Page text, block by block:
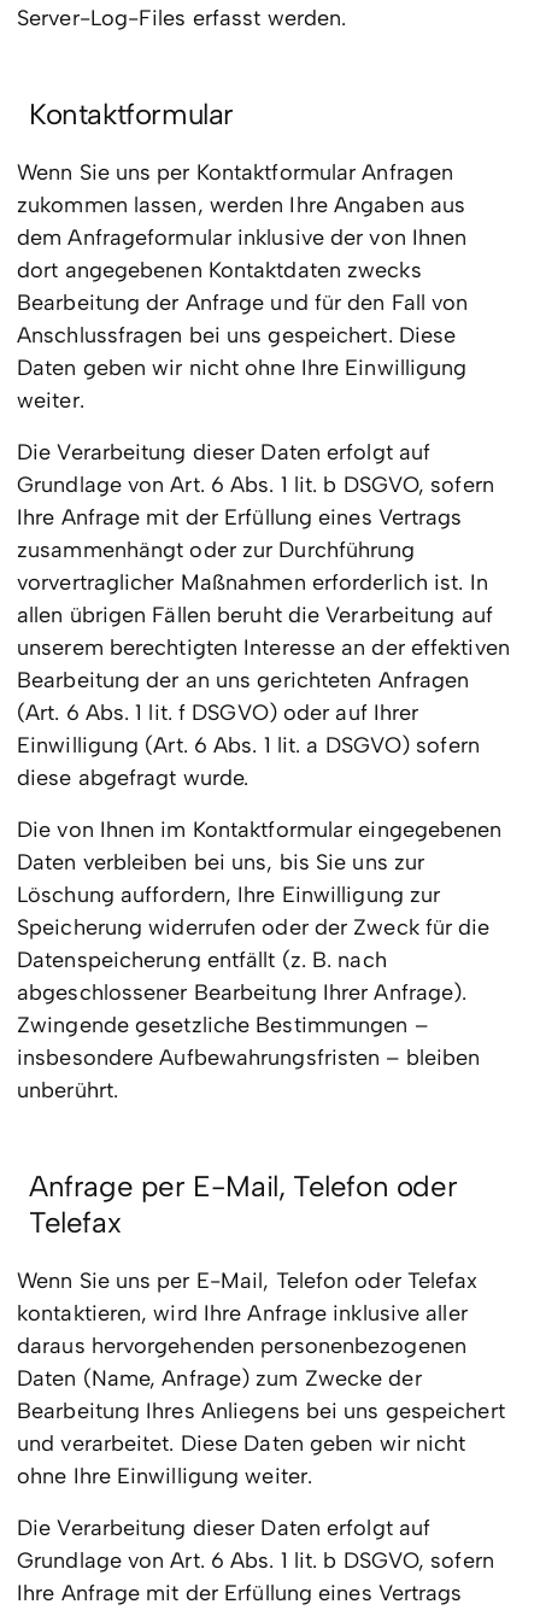
Server-Log-Files erfasst werden.
Kontaktformular
Wenn Sie uns per Kontaktformular Anfragen
zukommen lassen, werden Ihre Angaben aus
dem Anfrageformular inklusive der von Ihnen
dort angegebenen Kontaktdaten zwecks
Bearbeitung der Anfrage und für den Fall von
Anschlussfragen bei uns gespeichert. Diese
Daten geben wir nicht ohne Ihre Einwilligung
weiter.
Die Verarbeitung dieser Daten erfolgt auf
Grundlage von Art. 6 Abs. 1 lit. b DSGVO, sofern
Ihre Anfrage mit der Erfüllung eines Vertrags
zusammenhängt oder zur Durchführung
vorvertraglicher Maßnahmen erforderlich ist. In
allen übrigen Fällen beruht die Verarbeitung auf
unserem berechtigten Interesse an der effektiven
Bearbeitung der an uns gerichteten Anfragen
(Art. 6 Abs. 1 lit. f DSGVO) oder auf Ihrer
Einwilligung (Art. 6 Abs. 1 lit. a DSGVO) sofern
diese abgefragt wurde.
Die von Ihnen im Kontaktformular eingegebenen
Daten verbleiben bei uns, bis Sie uns zur
Löschung auffordern, Ihre Einwilligung zur
Speicherung widerrufen oder der Zweck für die
Datenspeicherung entfällt (z. B. nach
abgeschlossener Bearbeitung Ihrer Anfrage).
Zwingende gesetzliche Bestimmungen –
insbesondere Aufbewahrungsfristen – bleiben
unberührt.
Anfrage per E-Mail, Telefon oder
Telefax
Wenn Sie uns per E-Mail, Telefon oder Telefax
kontaktieren, wird Ihre Anfrage inklusive aller
daraus hervorgehenden personenbezogenen
Daten (Name, Anfrage) zum Zwecke der
Bearbeitung Ihres Anliegens bei uns gespeichert
und verarbeitet. Diese Daten geben wir nicht
ohne Ihre Einwilligung weiter.
Die Verarbeitung dieser Daten erfolgt auf
Grundlage von Art. 6 Abs. 1 lit. b DSGVO, sofern
Ihre Anfrage mit der Erfüllung eines Vertrags